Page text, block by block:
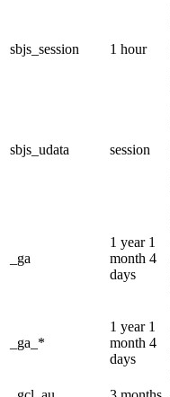
sbjs_session 1 hour
sbjs_udata session
_ga
1 year 1
month 4
days
_ga_*
1 year 1
month 4
days